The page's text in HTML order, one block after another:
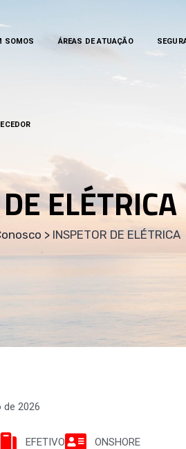
SOMOS ÁREAS DE ATUAÇÃO
ELÉTRICA
> INSPETOR DE ELÉTRICA
de 2026
EFETIVO ONSHORE